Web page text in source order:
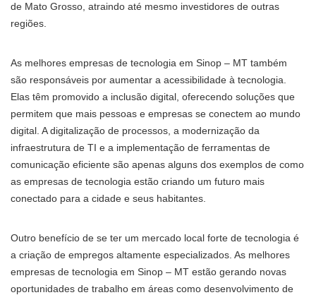
de Mato Grosso, atraindo até mesmo investidores de outras
regiões.
As melhores empresas de tecnologia em Sinop – MT também
são responsáveis por aumentar a acessibilidade à tecnologia.
Elas têm promovido a inclusão digital, oferecendo soluções que
permitem que mais pessoas e empresas se conectem ao mundo
digital. A digitalização de processos, a modernização da
infraestrutura de TI e a implementação de ferramentas de
comunicação eficiente são apenas alguns dos exemplos de como
as empresas de tecnologia estão criando um futuro mais
conectado para a cidade e seus habitantes.
Outro benefício de se ter um mercado local forte de tecnologia é
a criação de empregos altamente especializados. As melhores
empresas de tecnologia em Sinop – MT estão gerando novas
oportunidades de trabalho em áreas como desenvolvimento de